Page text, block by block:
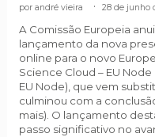
andré vieira 28 de junho
A Comissão Europeia
lançamento da nova
online para o novo
Science Cloud – EU Node
EU Node), que vem
culminou com a
mais). O lançamento
passo significativo no